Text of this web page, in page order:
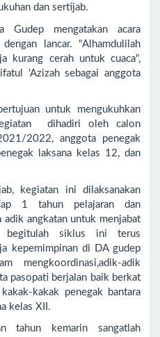
dan sertijab.
Gudep mengatakan acara
lancar. "Alhamdulilah
kurang cerah untuk cuaca",
'Azizah sebagai anggota
untuk mengukuhkan
dihadiri oleh calon
2022, anggota penegak
laksana kelas 12, dan
kegiatan ini dilaksanakan
1 tahun pelajaran dan
adik angkatan untuk menjabat
begitulah siklus ini terus
kepemimpinan di DA gudep
mengkoordinasi,adik-adik
pasopati berjalan baik berkat
kakak penegak bantara
kelas XII.
tahun kemarin sangatlah